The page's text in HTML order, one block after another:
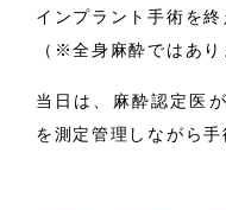
インプラント手術を終
（※全身麻酔ではあり
当日は、麻酔認定医
を測定管理しながら手